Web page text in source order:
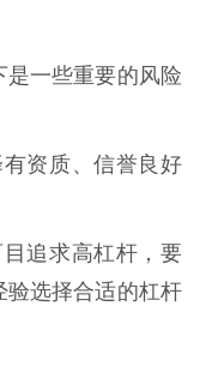
是一些重要的风险
资质、信誉良好
追求高杠杆，要
选择合适的杠杆